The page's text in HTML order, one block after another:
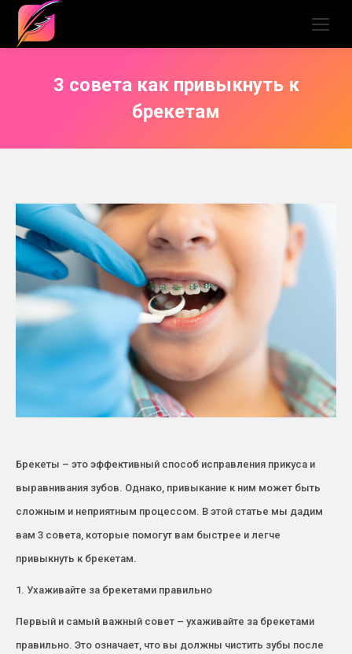
3 совета как привыкнуть к
брекетам
Брекеты – это эффективный способ исправления прикуса и
выравнивания зубов. Однако, привыкание к ним может быть
сложным и неприятным процессом. В этой статье мы дадим
вам 3 совета, которые помогут вам быстрее и легче
привыкнуть к брекетам.
1. Ухаживайте за брекетами правильно
Первый и самый важный совет – ухаживайте за брекетами
правильно. Это означает, что вы должны чистить зубы после